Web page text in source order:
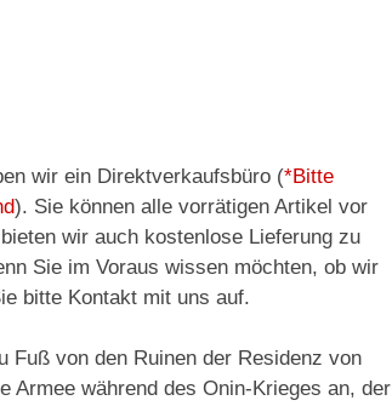
wir ein Direktverkaufsbüro (*Bitte
). Sie können alle vorrätigen Artikel vor
wir auch kostenlose Lieferung zu
Sie im Voraus wissen möchten, ob wir
bitte Kontakt mit uns auf.
Fuß von den Ruinen der Residenz von
Armee während des Onin-Krieges an, der